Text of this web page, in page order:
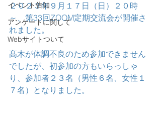
イベント告知
アンケートに関して
Webサイトついて
２０２３年９月１７日（日）２０時
～、第33回ZOOM定期交流会が開催さ
れました。
髙木が体調不良のため参加できません
でしたが、初参加の方もいらっしゃ
り、参加者２３名（男性６名、女性１
７名）となりました。